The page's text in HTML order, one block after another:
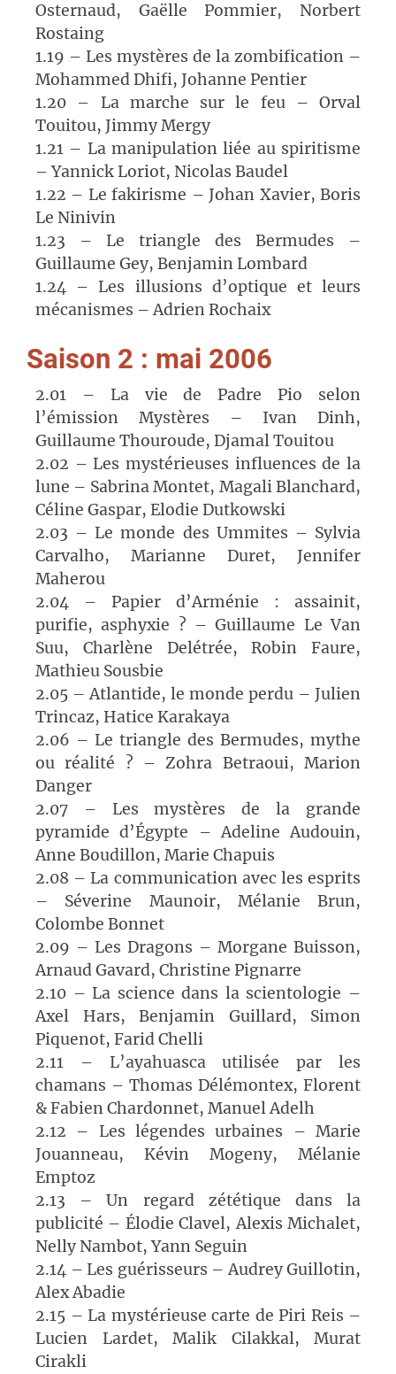
Osternaud, Gaëlle Pommier, Norbert
Rostaing
1.19 – Les mystères de la zombification –
Mohammed Dhifi, Johanne Pentier
1.20 – La marche sur le feu – Orval
Touitou, Jimmy Mergy
1.21 – La manipulation liée au spiritisme
– Yannick Loriot, Nicolas Baudel
1.22 – Le fakirisme – Johan Xavier, Boris
Le Ninivin
1.23 – Le triangle des Bermudes –
Guillaume Gey, Benjamin Lombard
1.24 – Les illusions d’optique et leurs
mécanismes – Adrien Rochaix
Saison 2 : mai 2006
2.01 – La vie de Padre Pio selon
l’émission Mystères – Ivan Dinh,
Guillaume Thouroude, Djamal Touitou
2.02 – Les mystérieuses influences de la
lune – Sabrina Montet, Magali Blanchard,
Céline Gaspar, Elodie Dutkowski
2.03 – Le monde des Ummites – Sylvia
Carvalho, Marianne Duret, Jennifer
Maherou
2.04 – Papier d’Arménie : assainit,
purifie, asphyxie ? – Guillaume Le Van
Suu, Charlène Delétrée, Robin Faure,
Mathieu Sousbie
2.05 – Atlantide, le monde perdu – Julien
Trincaz, Hatice Karakaya
2.06 – Le triangle des Bermudes, mythe
ou réalité ? – Zohra Betraoui, Marion
Danger
2.07 – Les mystères de la grande
pyramide d’Égypte – Adeline Audouin,
Anne Boudillon, Marie Chapuis
2.08 – La communication avec les esprits
– Séverine Maunoir, Mélanie Brun,
Colombe Bonnet
2.09 – Les Dragons – Morgane Buisson,
Arnaud Gavard, Christine Pignarre
2.10 – La science dans la scientologie –
Axel Hars, Benjamin Guillard, Simon
Piquenot, Farid Chelli
2.11 – L’ayahuasca utilisée par les
chamans – Thomas Délémontex, Florent
& Fabien Chardonnet, Manuel Adelh
2.12 – Les légendes urbaines – Marie
Jouanneau, Kévin Mogeny, Mélanie
Emptoz
2.13 – Un regard zététique dans la
publicité – Élodie Clavel, Alexis Michalet,
Nelly Nambot, Yann Seguin
2.14 – Les guérisseurs – Audrey Guillotin,
Alex Abadie
2.15 – La mystérieuse carte de Piri Reis –
Lucien Lardet, Malik Cilakkal, Murat
Cirakli